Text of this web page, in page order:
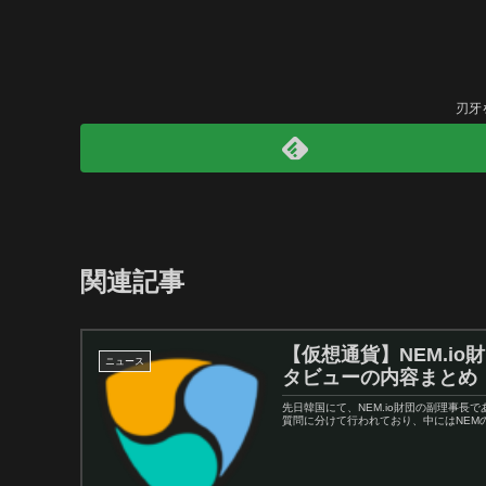
刃牙
関連記事
ニュース
【仮想通貨】NEM.io
タビューの内容まとめ
先日韓国にて、NEM.io財団の副理事長
質問に分けて行われており、中には